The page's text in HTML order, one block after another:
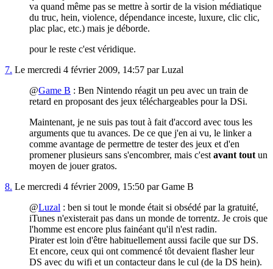
va quand même pas se mettre à sortir de la vision médiatique
du truc, hein, violence, dépendance inceste, luxure, clic clic,
plac plac, etc.) mais je déborde.
pour le reste c'est véridique.
7. Le mercredi 4 février 2009, 14:57 par Luzal
@Game B : Ben Nintendo réagit un peu avec un train de
retard en proposant des jeux téléchargeables pour la DSi.
Maintenant, je ne suis pas tout à fait d'accord avec tous les
arguments que tu avances. De ce que j'en ai vu, le linker a
comme avantage de permettre de tester des jeux et d'en
promener plusieurs sans s'encombrer, mais c'est avant tout un
moyen de jouer gratos.
8. Le mercredi 4 février 2009, 15:50 par Game B
@Luzal : ben si tout le monde était si obsédé par la gratuité,
iTunes n'existerait pas dans un monde de torrentz. Je crois que
l'homme est encore plus fainéant qu'il n'est radin.
Pirater est loin d'être habituellement aussi facile que sur DS.
Et encore, ceux qui ont commencé tôt devaient flasher leur
DS avec du wifi et un contacteur dans le cul (de la DS hein).